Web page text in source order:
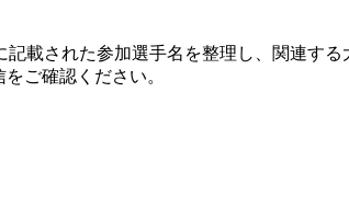
載された参加選手名を整理し、関連す
ご確認ください。